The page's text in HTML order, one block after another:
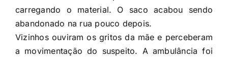
carregando o material. O saco acabou sendo
abandonado na rua pouco depois.
Vizinhos ouviram os gritos da mãe e perceberam
a movimentação do suspeito. A ambulância foi